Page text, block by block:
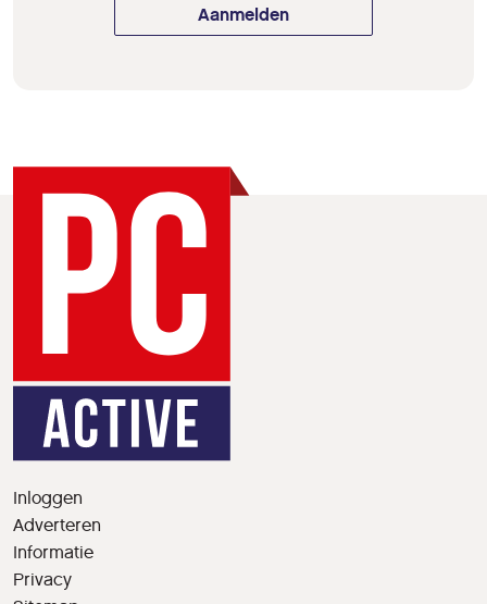
Aanmelden
Inloggen
Adverteren
Informatie
Privacy